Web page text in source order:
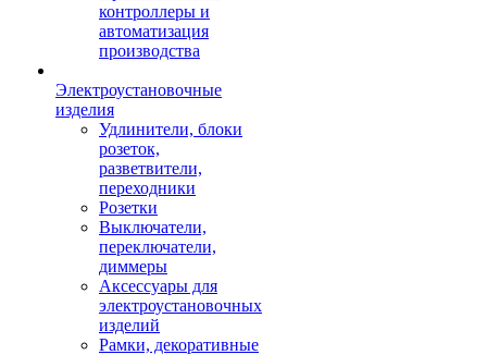
контроллеры и
автоматизация
производства
Электроустановочные
изделия
Удлинители, блоки
розеток,
разветвители,
переходники
Розетки
Выключатели,
переключатели,
диммеры
Аксессуары для
электроустановочных
изделий
Рамки, декоративные